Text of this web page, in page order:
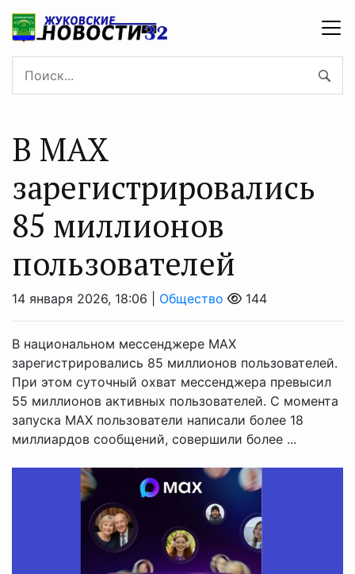
В МАХ
зарегистрировались
85 миллионов
пользователей
14 января 2026, 18:06 | Общество 144
В национальном мессенджере МАХ
зарегистрировались 85 миллионов пользователей.
При этом суточный охват мессенджера превысил
55 миллионов активных пользователей. С момента
запуска МАХ пользователи написали более 18
миллиардов сообщений, совершили более ...